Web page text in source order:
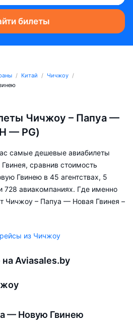
билеты
Китай
Чичжоу
Чичжоу – Папуа —
— PG)
самые дешевые авиабилеты
сравнив стоимость
Гвинею в 45 агентствах, 5
728 авиакомпаниях. Где именно
Чичжоу – Папуа — Новая Гвинея –
из Чичжоу
Aviasales.by
— Новую Гвинею